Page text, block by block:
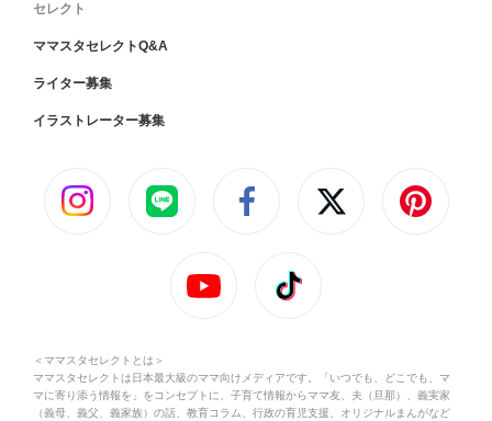
セレクト
ママスタセレクトQ&A
ライター募集
イラストレーター募集
＜ママスタセレクトとは＞
ママスタセレクトは日本最大級のママ向けメディアです。「いつでも、どこでも、マ
マに寄り添う情報を」をコンセプトに、子育て情報からママ友、夫（旦那）、義実家
（義母、義父、義家族）の話、教育コラム、行政の育児支援、オリジナルまんがなど